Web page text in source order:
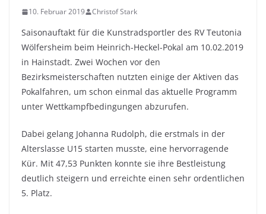
10. Februar 2019 Christof Stark
Saisonauftakt für die Kunstradsportler des RV Teutonia
Wölfersheim beim Heinrich-Heckel-Pokal am 10.02.2019
in Hainstadt. Zwei Wochen vor den
Bezirksmeisterschaften nutzten einige der Aktiven das
Pokalfahren, um schon einmal das aktuelle Programm
unter Wettkampfbedingungen abzurufen.
Dabei gelang Johanna Rudolph, die erstmals in der
Alterslasse U15 starten musste, eine hervorragende
Kür. Mit 47,53 Punkten konnte sie ihre Bestleistung
deutlich steigern und erreichte einen sehr ordentlichen
5. Platz.